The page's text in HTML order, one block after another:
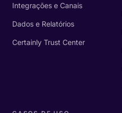
Integrações e Canais
Dados e Relatórios
Certainly Trust Center